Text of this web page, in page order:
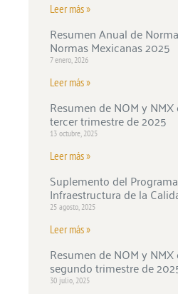
Leer más »
Resumen Anual de
Normas Mexicanas 2025
7 enero, 2026
Leer más »
Resumen de NOM y
tercer trimestre de 2025
13 octubre, 2025
Leer más »
Suplemento del
Infraestructura de la
25 agosto, 2025
Leer más »
Resumen de NOM y
segundo trimestre de
30 julio, 2025